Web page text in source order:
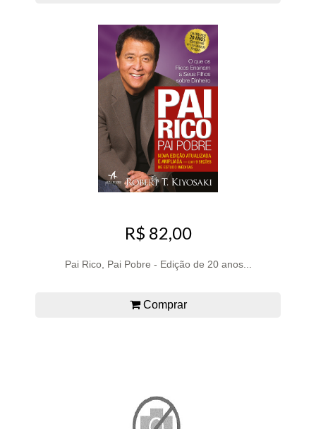
R$ 82,00
Pai Rico, Pai Pobre - Edição de 20 anos...
Comprar